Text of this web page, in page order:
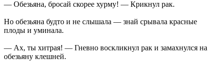
— Обезьяна, бросай скорее хурму! — Крикнул рак.
Но обезьяна будто и не слышала — знай срывала красные
плоды и уминала.
— Ах, ты хитрая! — Гневно воскликнул рак и замахнулся на
обезьяну клешней.